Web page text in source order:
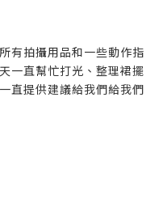
有拍攝用品和一些動作指
一直幫忙打光、整理裙擺
直提供建議給我們給我們